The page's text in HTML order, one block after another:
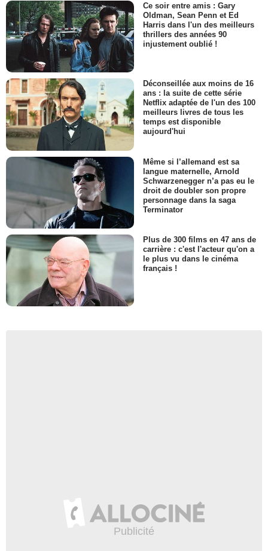
Ce soir entre amis : Gary
Oldman, Sean Penn et Ed
Harris dans l'un des meilleurs
thrillers des années 90
injustement oublié !
Déconseillée aux moins de 16
ans : la suite de cette série
Netflix adaptée de l'un des 100
meilleurs livres de tous les
temps est disponible
aujourd'hui
Même si l’allemand est sa
langue maternelle, Arnold
Schwarzenegger n’a pas eu le
droit de doubler son propre
personnage dans la saga
Terminator
Plus de 300 films en 47 ans de
carrière : c'est l'acteur qu'on a
le plus vu dans le cinéma
français !